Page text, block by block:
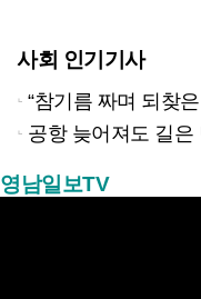
사회 인기기사
“참기름 짜며 되찾은 삶의 활력
공항 늦어져도 길은 먼저
영남일보TV